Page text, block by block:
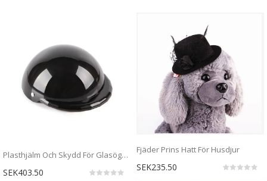
Plasthjälm Och Skydd För Glasögon
SEK403.50
Fjäder Prins Hatt För Husdjur
SEK235.50